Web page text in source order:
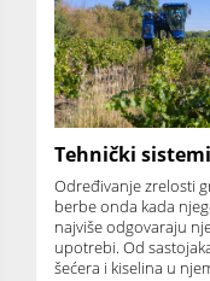
Tehnički
Određivanje zrelosti
berbe onda kada
najviše odgovaraju
upotrebi. Od
šećera i kiselina u